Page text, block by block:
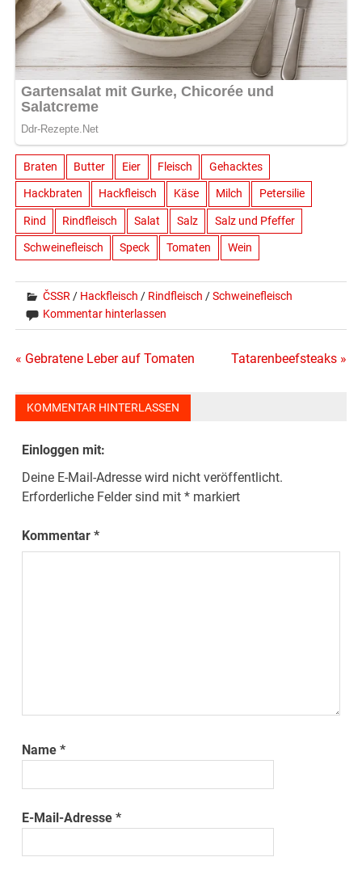
Braten Butter Eier Fleisch Gehacktes
Hackbraten Hackfleisch Käse Milch Petersilie
Rind Rindfleisch Salat Salz Salz und Pfeffer
Schweinefleisch Speck Tomaten Wein
ČSSR/ Hackfleisch / Rindfleisch /Schweinefleisch
Kommentar hinterlassen
Beitragsnavigation
« Gebratene Leber auf Tomaten Tatarenbeefsteaks »
KOMMENTAR HINTERLASSEN
Einloggen mit:
Deine E-Mail-Adresse wird nicht veröffentlicht.
Erforderliche Felder sind mit* markiert
Kommentar*
Name*
E-Mail-Adresse*